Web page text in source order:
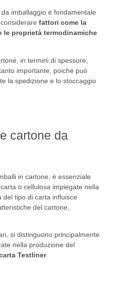
imballaggio è fondamentale
considerarefattori come la
le proprietà termodinamiche
in termini di spessore,
importante, poiché può
la spedizione e lo stoccaggio
cartone da
in cartone, è essenziale
o cellulosa impiegate nella
del tipo di carta influisce
del cartone,
si distinguono principalmente
nella produzione del
Testliner.